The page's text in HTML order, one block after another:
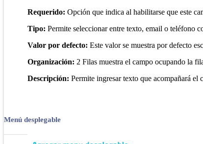
Requerido: Opción que indica al habilitarse que este
Tipo: Permite seleccionar entre texto, email o teléfono
Valor por defecto: Este valor se muestra por defecto
Organización: 2 Filas muestra el campo ocupando la
Descripción: Permite ingresar texto que acompañará el
Menú desplegable